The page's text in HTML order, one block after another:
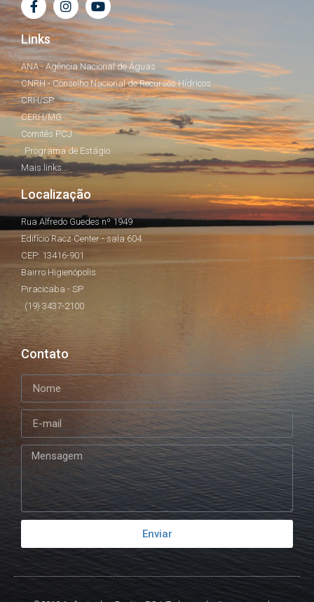
Links
ANA - Agência Nacional de Águas
CNRH - Conselho Nacional de Recursos Hídricos
CRH/SP
CERH/MG
Comitês PCJ
Programa de Estágio
Mais links...
Localização
Rua Alfredo Guedes nº 1949
Edifício Racz Center - sala 604
CEP: 13416-901
Bairro Higienópolis
Piracicaba - SP
(19) 3437-2100
Contato
Enviar